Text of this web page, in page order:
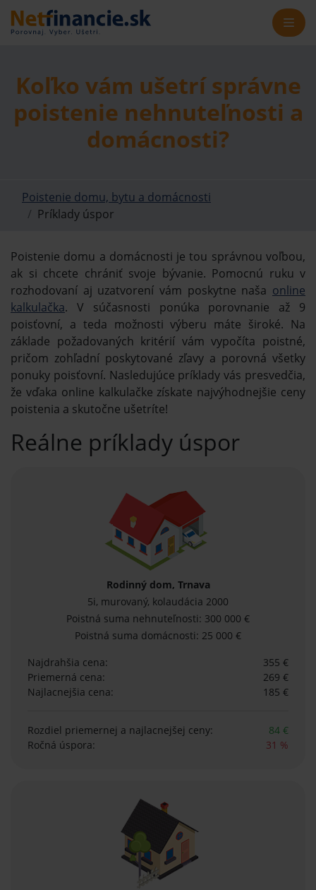
Koľko vám ušetrí správne
poistenie nehnuteľnosti a
domácnosti?
Poistenie domu, bytu a domácnosti
Príklady úspor
Poistenie domu a domácnosti je tou správnou voľbou,
ak si chcete chrániť svoje bývanie. Pomocnú ruku v
rozhodovaní aj uzatvorení vám poskytne naša online
kalkulačka. V súčasnosti ponúka porovnanie až 9
poisťovní, a teda možnosti výberu máte široké. Na
základe požadovaných kritérií vám vypočíta poistné,
pričom zohľadní poskytované zľavy a porovná všetky
ponuky poisťovní. Nasledujúce príklady vás presvedčia,
že vďaka online kalkulačke získate najvýhodnejšie ceny
poistenia a skutočne ušetríte!
Reálne príklady úspor
Rodinný dom, Trnava
5i, murovaný, kolaudácia 2000
Poistná suma nehnuteľnosti: 300 000 €
Poistná suma domácnosti: 25 000 €
Najdrahšia cena:
355 €
Priemerná cena:
269 €
Najlacnejšia cena:
185 €
Rozdiel priemernej a najlacnejšej ceny:
84 €
Ročná úspora:
31 %